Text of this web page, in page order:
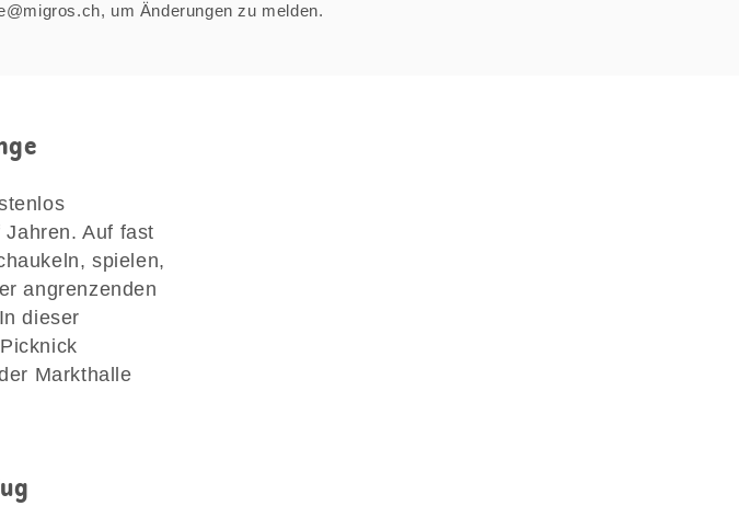
um Änderungen zu melden.
Auf fast
spielen,
angrenzenden
dieser
Markthalle